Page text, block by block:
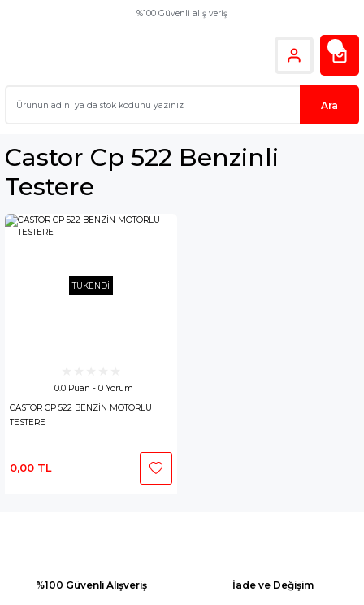
%100 Güvenli alış veriş
Ara
Castor Cp 522 Benzinli
Testere
TÜKENDİ
0.0 Puan - 0 Yorum
CASTOR CP 522 BENZİN MOTORLU
TESTERE
0,00 TL
%100 Güvenli Alışveriş İade ve Değişim